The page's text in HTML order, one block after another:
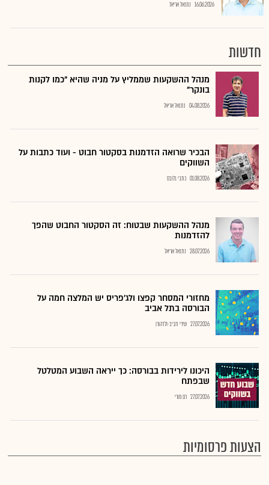
16.06.2026 נתנאל אריאל
חדשות
מנהל ההשקעות שממליץ על מניה שהיא "כמו לקנות
בונקר"
04.08.2026 נתנאל אריאל
הבכיר שרואה הזדמנות בסקטור חבוט - ועוד כתבות על
השווקים
01.08.2026 כתבי גלובס
מנהל ההשקעות שבטוח: זה הסקטור החבוט שהפך
להזדמנות
28.07.2026 נתנאל אריאל
מחזורי המסחר קפצו ולג'פריס יש המלצה חמה על
הבורסה בתל אביב
27.07.2026 שירי חביב-ולדהורן
היכונו לירידות בבורסה: כך ייראה השבוע המטלטל
שבפתח
27.07.2026 רם מורי
הצעות פרסומיות